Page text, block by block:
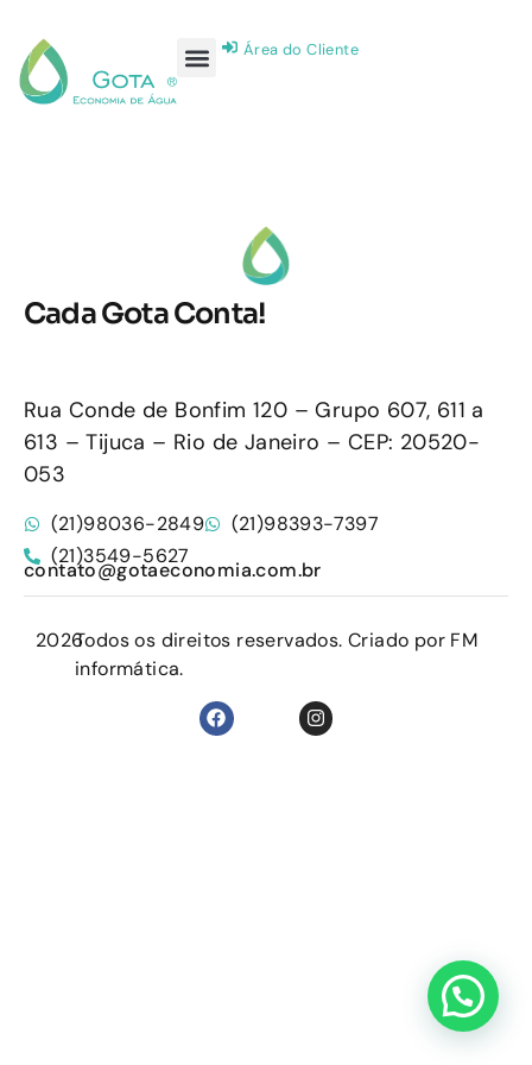
Área do Cliente
Cada Gota Conta!
Rua Conde de Bonfim 120 – Grupo 607, 611 a
613 – Tijuca – Rio de Janeiro – CEP: 20520-
053
(21)98036-2849
(21)98393-7397
(21)3549-5627
contato@gotaeconomia.com.br
2026Todos os direitos reservados. Criado por FM
informática.